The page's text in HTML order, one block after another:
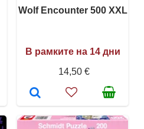
Wolf Encounter 500 XXL
В рамките на 14 дни
14,50 €